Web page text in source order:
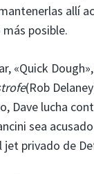
allí
posible.
«Quick
(Rob
Dave lucha
sea
privado de